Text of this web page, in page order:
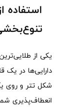
استفاده
یکی از
دارایی‌ها در
شکل تتر و روی
انعطاف‌پذیری